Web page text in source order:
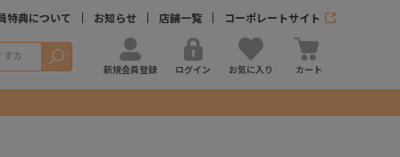
特典について お知らせ 店舗一覧 コーポレートサイト
検索
新規会員登録 ログイン お気に入り カート